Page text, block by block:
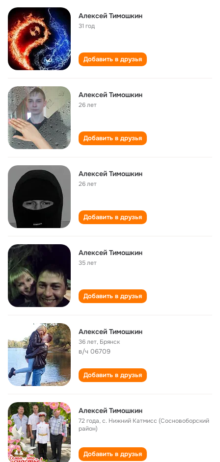
Алексей Тимошкин
31 год
Добавить в друзья
Алексей Тимошкин
26 лет
Добавить в друзья
Алексей Тимошкин
26 лет
Добавить в друзья
Алексей Тимошкин
35 лет
Добавить в друзья
Алексей Тимошкин
36 лет, Брянск
в/ч 06709
Добавить в друзья
Алексей Тимошкин
72 года,с. Нижний Катмисс (Сосновоборский
район)
Добавить в друзья